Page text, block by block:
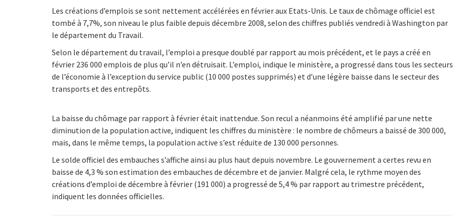
Les créations d’emplois se sont nettement accélérées en février aux Etats-Unis. Le taux de chômage officiel est
tombé à 7,7%, son niveau le plus faible depuis décembre 2008, selon des chiffres publiés vendredi à Washington par
le département du Travail.
Selon le département du travail, l’emploi a presque doublé par rapport au mois précédent, et le pays a créé en
février 236 000 emplois de plus qu’il n’en détruisait. L’emploi, indique le ministère, a progressé dans tous les secteurs
de l’économie à l’exception du service public (10 000 postes supprimés) et d’une légère baisse dans le secteur des
transports et des entrepôts.
La baisse du chômage par rapport à février était inattendue. Son recul a néanmoins été amplifié par une nette
diminution de la population active, indiquent les chiffres du ministère : le nombre de chômeurs a baissé de 300 000,
mais, dans le même temps, la population active s’est réduite de 130 000 personnes.
Le solde officiel des embauches s’affiche ainsi au plus haut depuis novembre. Le gouvernement a certes revu en
baisse de 4,3 % son estimation des embauches de décembre et de janvier. Malgré cela, le rythme moyen des
créations d’emploi de décembre à février (191 000) a progressé de 5,4 % par rapport au trimestre précédent,
indiquent les données officielles.